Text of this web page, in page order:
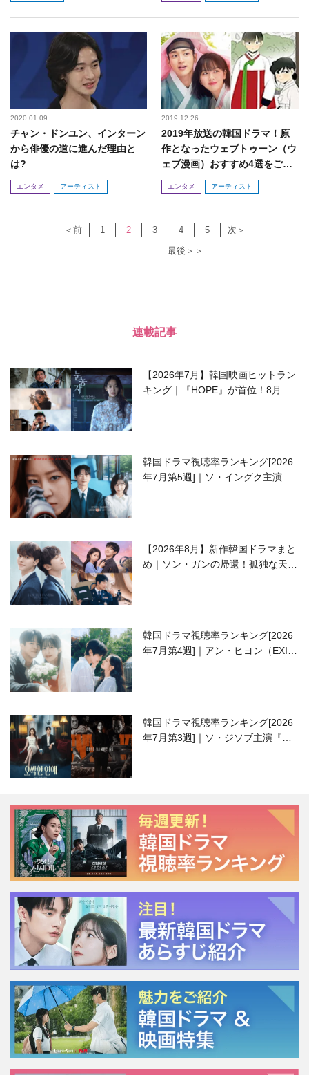
2020.01.09
チャン・ドンユン、インターン
から俳優の道に進んだ理由と
は?
エンタメ アーティスト
2019.12.26
2019年放送の韓国ドラマ！原
作となったウェブトゥーン（ウ
ェブ漫画）おすすめ4選をご紹
介☆
エンタメ アーティスト
＜前 1 2 3 4 5
次＞
最後＞＞
連載記事
【2026年7月】韓国映画ヒットラン
キング｜『HOPE』が首位！8月公
韓国ドラマ視聴率ランキング[2026
年7月第5週]｜ソ・イングク主演の
【2026年8月】新作韓国ドラマまと
め｜ソン・ガンの帰還！孤独な天才
韓国ドラマ視聴率ランキング[2026
年7月第4週]｜アン・ヒヨン（EXID
韓国ドラマ視聴率ランキング[2026
年7月第3週]｜ソ・ジソブ主演『エ